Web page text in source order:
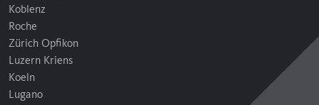
Koblenz
Roche
Zürich Opfikon
Luzern Kriens
Koeln
Lugano